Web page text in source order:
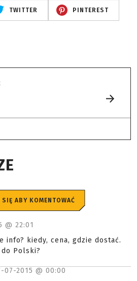
TWITTER PINTEREST
SIĘ ABY KOMENTOWAĆ
@ 22:01
info? kiedy, cena, gdzie dostać.
Polski?
07-2015 @ 00:00